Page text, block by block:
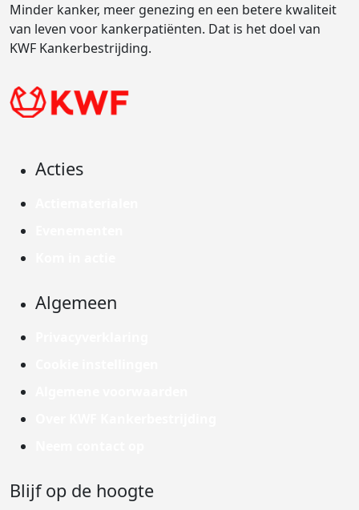
Minder kanker, meer genezing en een betere kwaliteit
van leven voor kankerpatiënten. Dat is het doel van
KWF Kankerbestrijding.
Acties
Algemeen
Blijf op de hoogte